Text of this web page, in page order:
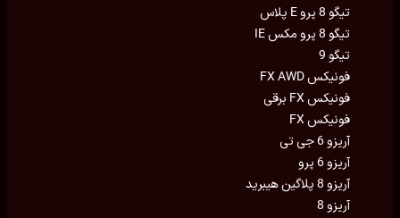
تیگو 8 پرو E پلاس
تیگو 8 پرو مکس IE
تیگو 9
فونیکس FX AWD
فونیکس FX برقی
فونیکس FX
آریزو 6 جی تی
آریزو 6 پرو
آریزو 8 پلاگین هیبرید
آریزو 8